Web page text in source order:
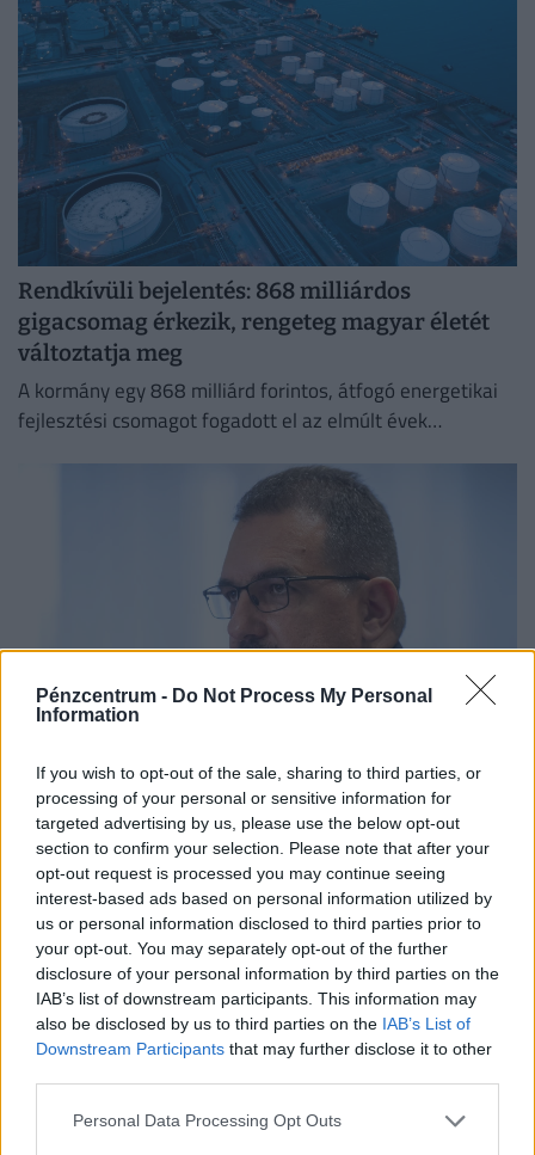
Pénzcentrum - Do Not Process My Personal
Information
If you wish to opt-out of the sale, sharing to third parties, or
processing of your personal or sensitive information for
targeted advertising by us, please use the below opt-out
section to confirm your selection. Please note that after your
opt-out request is processed you may continue seeing
interest-based ads based on personal information utilized by
us or personal information disclosed to third parties prior to
your opt-out. You may separately opt-out of the further
disclosure of your personal information by third parties on the
IAB’s list of downstream participants. This information may
also be disclosed by us to third parties on the IAB’s List of
Downstream Participants that may further disclose it to other
Personal Data Processing Opt Outs
Rendkívüli bejelentés: 868 milliárdos
gigacsomag érkezik, rengeteg magyar életét
változtatja meg
A kormány egy 868 milliárd forintos, átfogó energetikai
fejlesztési csomagot fogadott el az elmúlt évek
Elárulta Bóna Szabolcs, mikor csökkenhet a
zöldségek és gyümölcsök áfája 5%-ra
A 2026-os aszály a várakozások szerint még a 2022-es
rekordokat is felülmúlhatja, miközben a kukoricatermés
jelentős visszaesése miatt Magyarország ismét importra
szorulhat.